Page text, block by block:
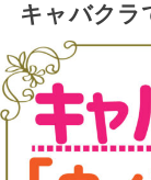
キャバクラ